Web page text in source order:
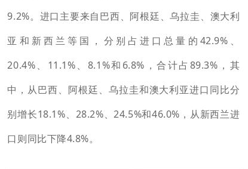
9.2%。进口主要来自巴西、阿根廷、乌拉圭、澳大利
亚和新西兰等国，分别占进口总量的42.9%、
20.4%、11.1%、8.1%和6.8%，合计占89.3%，其
中，从巴西、阿根廷、乌拉圭和澳大利亚进口同比分
别增长18.1%、28.2%、24.5%和46.0%，从新西兰进
口则同比下降4.8%。